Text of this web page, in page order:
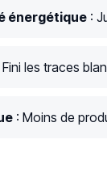
énergétique :
Fini les traces
: Moins de